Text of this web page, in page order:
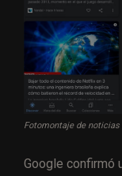
Fotomontaje de
Google confirmó